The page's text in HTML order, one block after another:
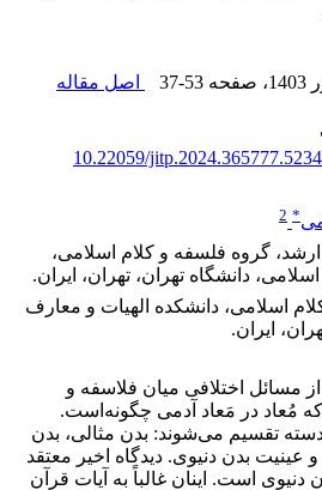
، صفحه 37-53
اصل مقاله
10.22059/
*
2
گروه فلسفه و کلام اسلامی،
دانشگاه تهران، تهران، ایران.
اسلامی، دانشکده الهیات و معارف
ایران.
مسائل اختلافی میان فلاسفه و
مُعاد در مَعاد آدمی چگونه‌است.
دسته تقسیم می‌شوند: بدن مثالی، بدن
عینیت بدن دنیوی. دیدگاه اخیر معتقد
دنیوی است. اینان غالباً به آیات قرآن